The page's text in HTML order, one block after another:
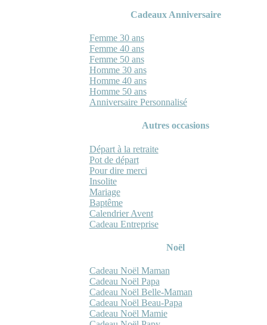
Cadeaux Anniversaire
Femme 30 ans
Femme 40 ans
Femme 50 ans
Homme 30 ans
Homme 40 ans
Homme 50 ans
Anniversaire Personnalisé
Autres occasions
Départ à la retraite
Pot de départ
Pour dire merci
Insolite
Mariage
Baptême
Calendrier Avent
Cadeau Entreprise
Noël
Cadeau Noël Maman
Cadeau Noël Papa
Cadeau Noël Belle-Maman
Cadeau Noël Beau-Papa
Cadeau Noël Mamie